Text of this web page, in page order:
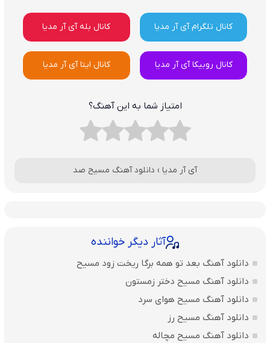
کانال تلگرام آی آر مدیا کانال بله آی آر مدیا
کانال روبیکا آی آر مدیا کانال ایتا آی آر مدیا
امتیاز شما به این آهنگ؟
آی آر مدیا › دانلود آهنگ مسیح صد
آثار دیگر خواننده
دانلود آهنگ بعد تو همه برگا ریخت زود مسیح
دانلود آهنگ مسیح دختر زمستون
دانلود آهنگ مسیح هوای سرد
دانلود آهنگ مسیح رز
دانلود آهنگ مسیح مچاله